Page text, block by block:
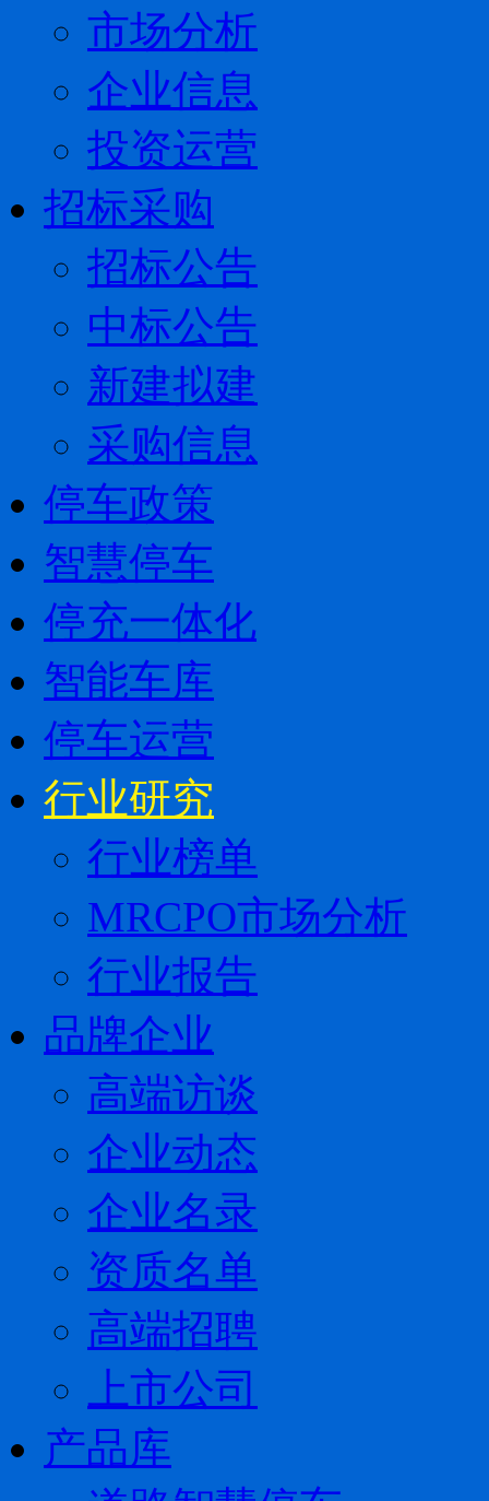
市场分析
企业信息
投资运营
招标采购
招标公告
中标公告
新建拟建
采购信息
停车政策
智慧停车
停充一体化
智能车库
停车运营
行业研究
行业榜单
MRCPO市场分析
行业报告
品牌企业
高端访谈
企业动态
企业名录
资质名单
高端招聘
上市公司
产品库